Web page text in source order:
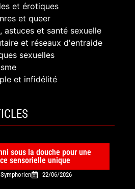
et érotiques
et queer
astuces et santé sexuelle
et réseaux d'entraide
sexuelles
et infidélité
sous la douche pour une
sensorielle unique
22/06/2026